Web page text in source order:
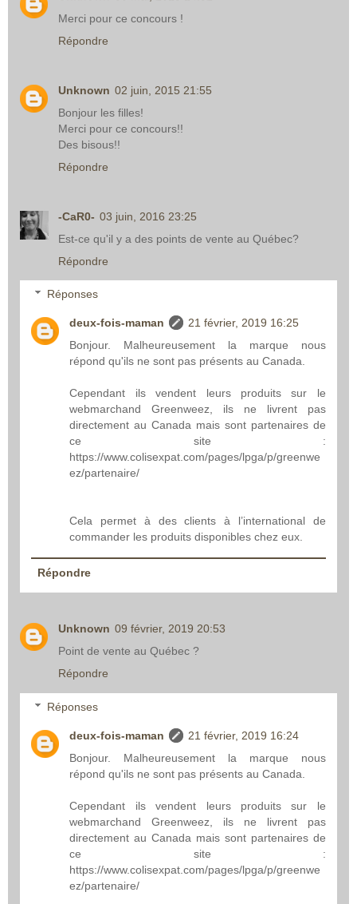
Merci pour ce concours !
Répondre
Unknown 02 juin, 2015 21:55
Bonjour les filles!
Merci pour ce concours!!
Des bisous!!
Répondre
-CaR0- 03 juin, 2016 23:25
Est-ce qu'il y a des points de vente au Québec?
Répondre
Réponses
deux-fois-maman
21 février, 2019 16:25
Bonjour. Malheureusement la marque nous
répond qu'ils ne sont pas présents au Canada.
Cependant ils vendent leurs produits sur le
webmarchand Greenweez, ils ne livrent pas
directement au Canada mais sont partenaires de
ce site :
https://www.colisexpat.com/pages/lpga/p/greenwe
ez/partenaire/
Cela permet à des clients à l’international de
commander les produits disponibles chez eux.
Répondre
Unknown 09 février, 2019 20:53
Point de vente au Québec ?
Répondre
Réponses
deux-fois-maman
21 février, 2019 16:24
Bonjour. Malheureusement la marque nous
répond qu'ils ne sont pas présents au Canada.
Cependant ils vendent leurs produits sur le
webmarchand Greenweez, ils ne livrent pas
directement au Canada mais sont partenaires de
ce site :
https://www.colisexpat.com/pages/lpga/p/greenwe
ez/partenaire/